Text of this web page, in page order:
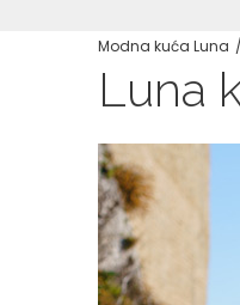
Modna kuća Luna
Luna